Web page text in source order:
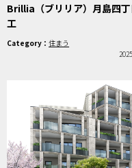
Brillia（ブリリア）月島四
工
Category：住まう